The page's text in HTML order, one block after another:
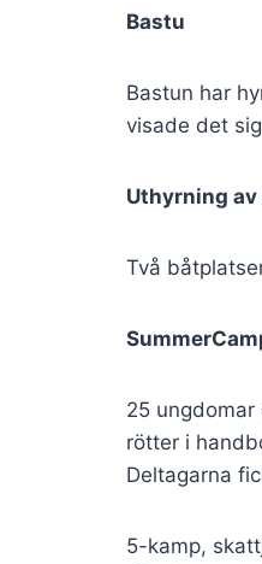
Bastu
Bastun har
visade det
Uthyrning
Två
25 ungdomar
rötter i
Deltagarna
5-kamp,